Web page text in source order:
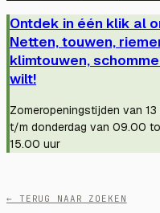
Ontdek in één klik al
Netten, touwen,
klimtouwen,
wilt!
Zomeropeningstijden van
t/m donderdag van 09.00
15.00 uur
← TERUG NAAR ZOEKEN